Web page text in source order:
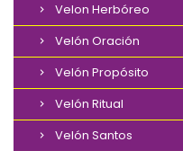
Velon Herbóreo
Velón Oración
Velón Propósito
Velón Ritual
Velón Santos